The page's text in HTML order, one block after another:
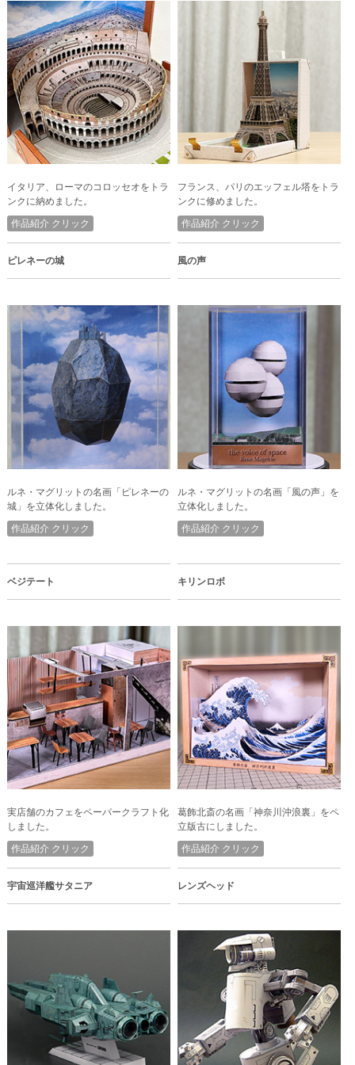
イタリア、ローマのコロッセオをトラ
ンクに納めました。
作品紹介 クリック
フランス、パリのエッフェル塔をトラ
ンクに修めました。
作品紹介 クリック
ピレネーの城
ルネ・マグリットの名画「ピレネーの
城」を立体化しました。
作品紹介 クリック
風の声
ルネ・マグリットの名画「風の声」を
立体化しました。
作品紹介 クリック
ベジテート
実店舗のカフェをペーパークラフト化
しました。
作品紹介 クリック
キリンロボ
葛飾北斎の名画「神奈川沖浪裏」をペ
立版古にしました。
作品紹介 クリック
宇宙巡洋艦サタニア レンズヘッド